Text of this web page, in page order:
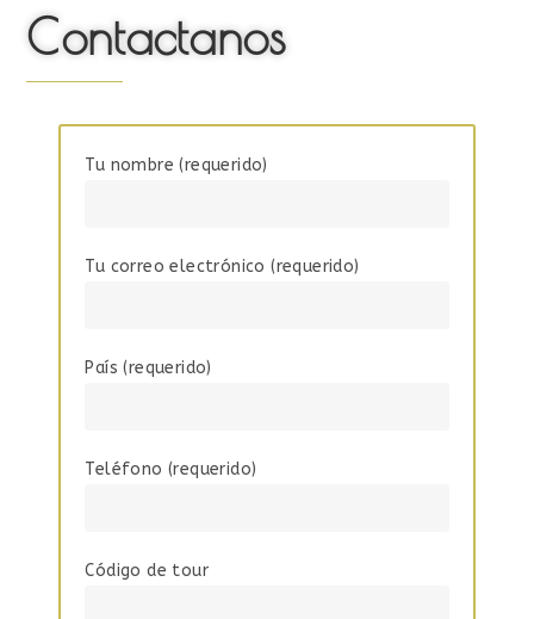
Contactanos
Tu nombre (requerido)
Tu correo electrónico (requerido)
País (requerido)
Teléfono (requerido)
Código de tour